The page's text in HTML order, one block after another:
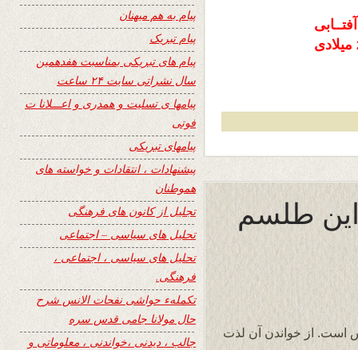
این طلسم
است. از خواندن آن لذت
پیام به هم میهنان
پیام تبریک
پیام های تبریکی بمناسبت هفدهمین
سال نشراتی سایت ۲۴ ساعت
پیامها ی تسلیت و همدری و اعـــلانا ت
فوتی
پیامهای تبریکی
پیشنهادات ، انتقادات و خواسته های
هموطنان
تجلیل از کانون های فرهنگی
تحلیل های سیاسی – اجتماعی
تحلیل های سیاسی ، اجتماعی ،
فرهنگی.
تکملهء حواشی نفحات الانس شرح
حال مولانا جامی قدس سره
جالب ، دیدنی ،خواندنی ، معلوماتی و